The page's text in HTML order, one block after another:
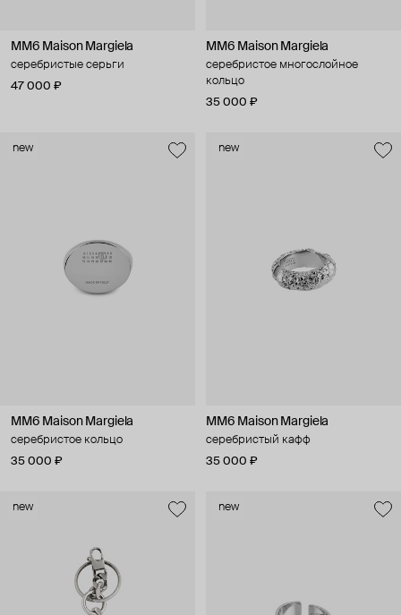
MM6 Maison Margiela
серебристые серьги
47 000 ₽
MM6 Maison Margiela
серебристое многослойное
кольцо
35 000 ₽
new
MM6 Maison Margiela
серебристое кольцо
35 000 ₽
new
MM6 Maison Margiela
серебристый кафф
35 000 ₽
new new